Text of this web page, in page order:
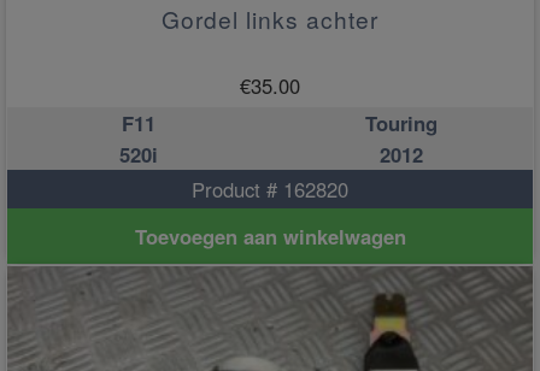
Gordel links achter
€35.00
F11
Touring
520i
2012
Product # 162820
Toevoegen aan winkelwagen